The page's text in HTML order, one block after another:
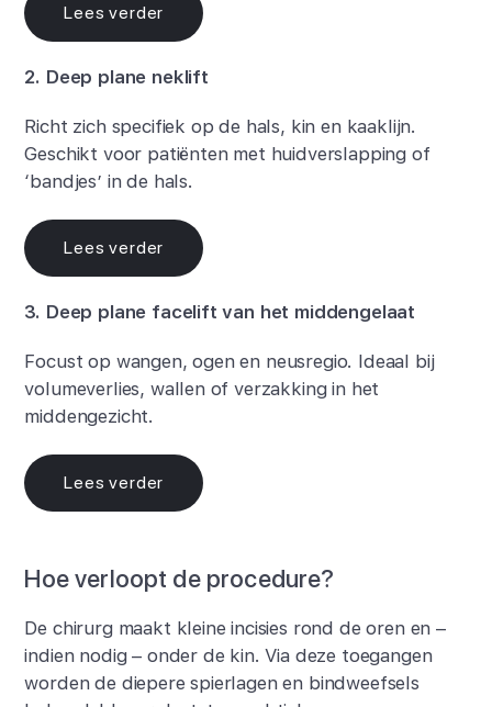
Lees verder
2. Deep plane neklift
Richt zich specifiek op de hals, kin en kaaklijn.
Geschikt voor patiënten met huidverslapping of
‘bandjes’ in de hals.
Lees verder
3. Deep plane facelift van het middengelaat
Focust op wangen, ogen en neusregio. Ideaal bij
volumeverlies, wallen of verzakking in het
middengezicht.
Lees verder
Hoe verloopt de procedure?
De chirurg maakt kleine incisies rond de oren en –
indien nodig – onder de kin. Via deze toegangen
worden de diepere spierlagen en bindweefsels